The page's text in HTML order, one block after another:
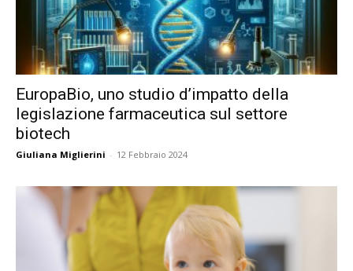
EuropaBio, uno studio d’impatto della
legislazione farmaceutica sul settore
biotech
Giuliana Miglierini - 12 Febbraio 2024